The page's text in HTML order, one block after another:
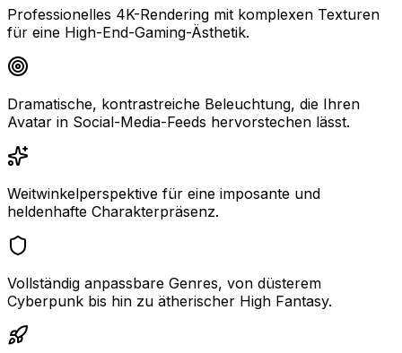
Professionelles 4K-Rendering mit komplexen Texturen
für eine High-End-Gaming-Ästhetik.
Dramatische, kontrastreiche Beleuchtung, die Ihren
Avatar in Social-Media-Feeds hervorstechen lässt.
Weitwinkelperspektive für eine imposante und
heldenhafte Charakterpräsenz.
Vollständig anpassbare Genres, von düsterem
Cyberpunk bis hin zu ätherischer High Fantasy.